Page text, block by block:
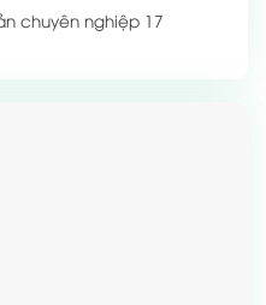
chuyên nghiệp 17